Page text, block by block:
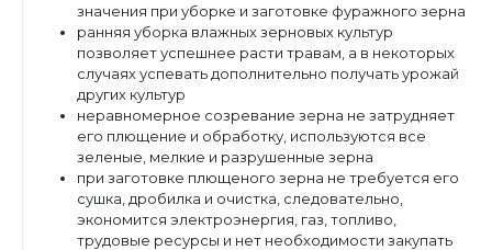
значения при уборке и заготовке фуражного зерна
ранняя уборка влажных зерновых культур
позволяет успешнее расти травам, а в некоторых
случаях успевать дополнительно получать урожай
других культур
неравномерное созревание зерна не затрудняет
его плющение и обработку, используются все
зеленые, мелкие и разрушенные зерна
при заготовке плющеного зерна не требуется его
сушка, дробилка и очистка, следовательно,
экономится электроэнергия, газ, топливо,
трудовые ресурсы и нет необходимости закупать